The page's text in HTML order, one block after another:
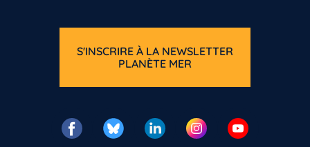
S'INSCRIRE À LA NEWSLETTER
PLANÈTE MER